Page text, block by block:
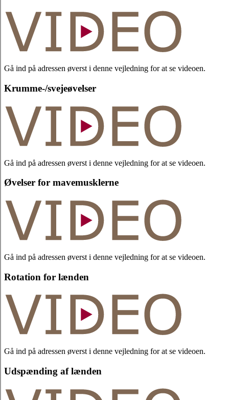
Gå ind på adressen øverst i denne vejledning for at se videoen.
Krumme-/svejeøvelser
Gå ind på adressen øverst i denne vejledning for at se videoen.
Øvelser for mavemusklerne
Gå ind på adressen øverst i denne vejledning for at se videoen.
Rotation for lænden
Gå ind på adressen øverst i denne vejledning for at se videoen.
Udspænding af lænden